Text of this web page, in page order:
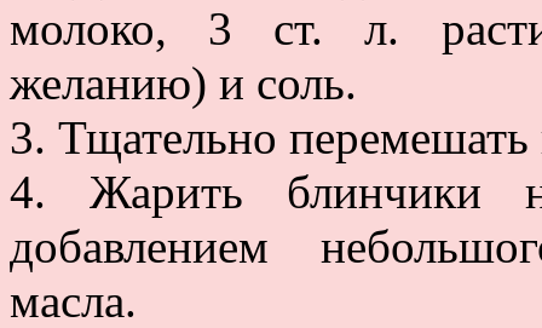
молоко, 3 ст. л.
желанию) и соль.
3. Тщательно
4. Жарить блинчики
добавлением
масла.